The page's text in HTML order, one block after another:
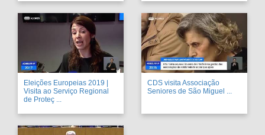
Eleições Europeias 2019 |
Visita ao Serviço Regional
de Proteç ...
CDS visita Associação
Seniores de São Miguel ...